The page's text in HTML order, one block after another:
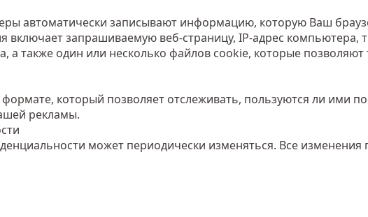
автоматически записывают информацию, которую Ваш
включает запрашиваемую веб-страницу, IP-адрес компьютера,
а также один или несколько файлов cookie, которые
который позволяет отслеживать, пользуются ли ими
рекламы.
может периодически изменяться. Все